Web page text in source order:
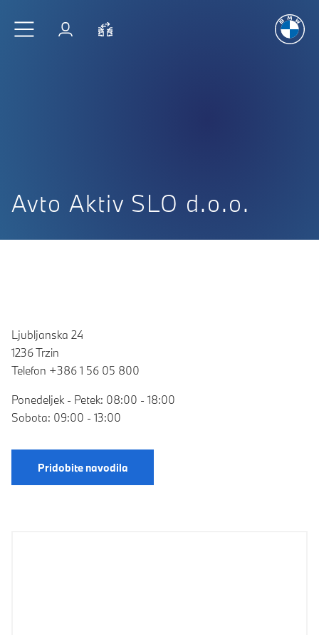
Prijava
Avto Aktiv SLO d.o.o.
Ljubljanska 24
1236 Trzin
Telefon +386 1 56 05 800
Ponedeljek - Petek: 08:00 - 18:00
Sobota: 09:00 - 13:00
Pridobite navodila